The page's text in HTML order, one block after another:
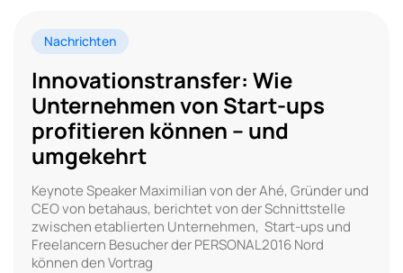
Nachrichten
Innovationstransfer: Wie
Unternehmen von Start-ups
profitieren können – und
umgekehrt
Keynote Speaker Maximilian von der Ahé, Gründer und
CEO von betahaus, berichtet von der Schnittstelle
zwischen etablierten Unternehmen, Start-ups und
Freelancern Besucher der PERSONAL2016 Nord
können den Vortrag